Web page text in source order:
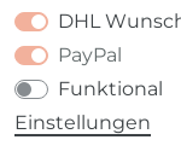
DHL
PayPal
Funktional
Einstellungen